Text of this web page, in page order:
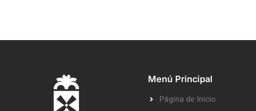
Menú Principal
Página de Inicio